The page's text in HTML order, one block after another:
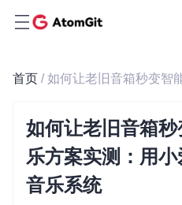
首页
如何让老旧音箱
乐方案实测：用
音乐系统